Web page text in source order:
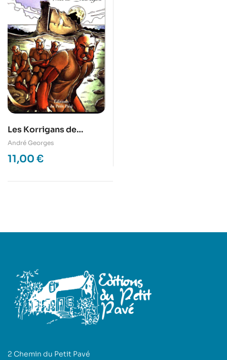
Les Korrigans de
Perros-Guirrec
André Georges
11,00 €
2 Chemin du Petit Pavé